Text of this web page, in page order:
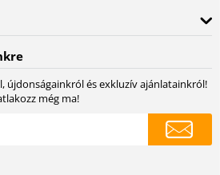
újdonságainkról és exkluzív ajánlatainkról!
még ma!